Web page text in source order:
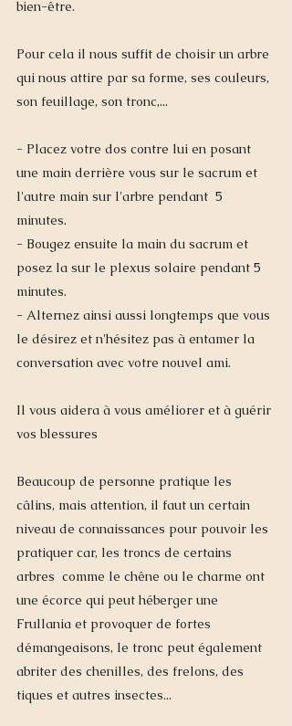
bien-être.
Pour cela il nous suffit de choisir un arbre
qui nous attire par sa forme, ses couleurs,
son feuillage, son tronc,...
- Placez votre dos contre lui en posant
une main derrière vous sur le sacrum et
l'autre main sur l'arbre pendant  5
minutes.
- Bougez ensuite la main du sacrum et
posez la sur le plexus solaire pendant 5
minutes.
- Alternez ainsi aussi longtemps que vous
le désirez et n'hésitez pas à entamer la
conversation avec votre nouvel ami.
Il vous aidera à vous améliorer et à guérir
vos blessures
Beaucoup de personne pratique les
câlins, mais attention, il faut un certain
niveau de connaissances pour pouvoir les
pratiquer car, les troncs de certains
arbres  comme le chêne ou le charme ont
une écorce qui peut héberger une
Frullania et provoquer de fortes
démangeaisons, le tronc peut également
abriter des chenilles, des frelons, des
tiques et autres insectes...